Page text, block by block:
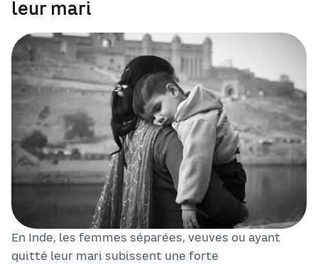
leur mari
En Inde, les femmes séparées, veuves ou ayant
quitté leur mari subissent une forte